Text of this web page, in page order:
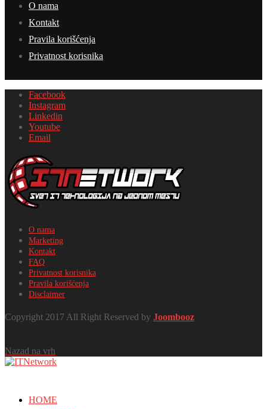
O nama
Kontakt
Pravila korišćenja
Privatnost korisnika
Facebook
Instagram
Linkedin
Youtube
Email
O nama
Marketing
Kontakt
FAQ
Privatnost korisnika
Pravila korišćenja
Disclaimer
Copyright 2017 All Right Reserved by Joombooz
Nazad na vrh
HOME